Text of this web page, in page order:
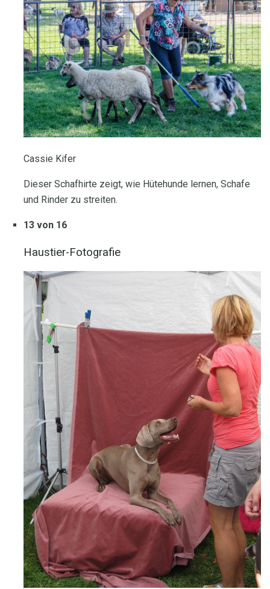
Cassie Kifer
Dieser Schafhirte zeigt, wie Hütehunde lernen, Schafe
und Rinder zu streiten.
13 von 16
Haustier-Fotografie